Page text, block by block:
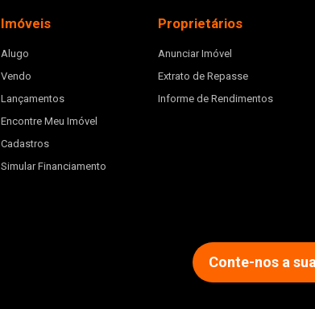
Imóveis
Alugo
Vendo
Lançamentos
Encontre Meu Imóvel
Cadastros
Simular Financiamento
Proprietários
Anunciar Imóvel
Extrato de Repasse
Informe de Rendimentos
Conte-nos a